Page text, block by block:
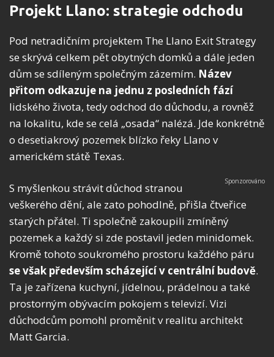
Projekt Llano: strategie odchodu
Pod netradičním projektem The Llano Exit Strategy
se skrývá celkem pět obytných domků a dále jeden
dům se sdíleným společným zázemím. Název
přitom odkazuje na jednu z posledních fází
lidského života, tedy odchod do důchodu, a rovněž
na lokalitu, kde se celá „osada“ nalézá. Jde konkrétně
o desetiakrový pozemek blízko řeky Llano v
americkém státě Texas.
S myšlenkou strávit důchod stranou
veškerého dění, ale zato pohodlně, přišla čtveřice
starých přátel. Ti společně zakoupili zmíněný
pozemek a každý si zde postavil jeden minidomek.
Kromě tohoto soukromého prostoru každého páru
se však především scházející v centrální budově.
Ta je zařízena kuchyní, jídelnou, prádelnou a také
prostorným obývacím pokojem s televizí. Vizi
důchodcům pomohl proměnit v realitu architekt
Matt Garcia.